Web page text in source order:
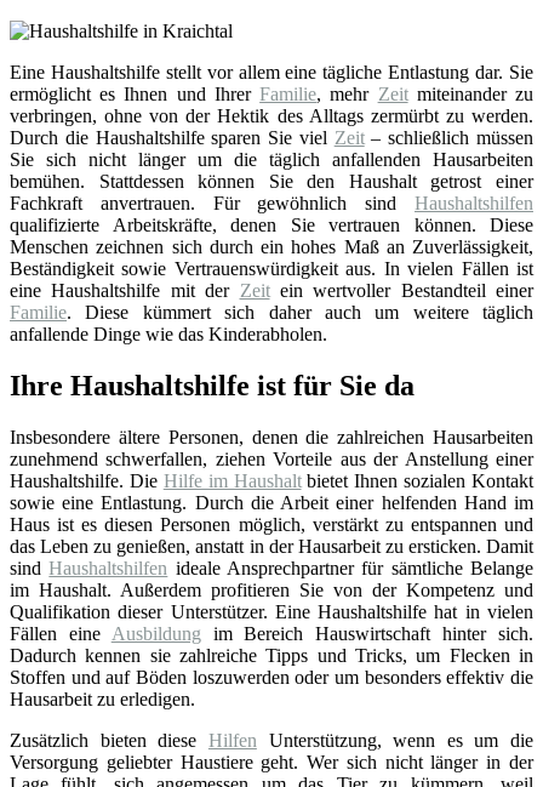
Eine Haushaltshilfe stellt vor allem eine tägliche Entlastung dar. Sie
ermöglicht es Ihnen und IhrerFamilie, mehr Zeitmiteinander zu
verbringen, ohne von der Hektik des Alltags zermürbt zu werden.
Durch die Haushaltshilfe sparen Sie viel Zeit– schließlich müssen
Sie sich nicht länger um die täglich anfallenden Hausarbeiten
bemühen. Stattdessen können Sie den Haushalt getrost einer
Fachkraft anvertrauen. Für gewöhnlich sind Haushaltshilfen
qualifizierte Arbeitskräfte, denen Sie vertrauen können. Diese
Menschen zeichnen sich durch ein hohes Maß an Zuverlässigkeit,
Beständigkeit sowie Vertrauenswürdigkeit aus. In vielen Fällen ist
eine Haushaltshilfe mit der Zeitein wertvoller Bestandteil einer
Familie. Diese kümmert sich daher auch um weitere täglich
anfallende Dinge wie das Kinderabholen.
Ihre Haushaltshilfe ist für Sie da
Insbesondere ältere Personen, denen die zahlreichen Hausarbeiten
zunehmend schwerfallen, ziehen Vorteile aus der Anstellung einer
Haushaltshilfe. Die Hilfe im Haushaltbietet Ihnen sozialen Kontakt
sowie eine Entlastung. Durch die Arbeit einer helfenden Hand im
Haus ist es diesen Personen möglich, verstärkt zu entspannen und
das Leben zu genießen, anstatt in der Hausarbeit zu ersticken. Damit
sindHaushaltshilfen ideale Ansprechpartner für sämtliche Belange
im Haushalt. Außerdem profitieren Sie von der Kompetenz und
Qualifikation dieser Unterstützer. Eine Haushaltshilfe hat in vielen
Fällen eine Ausbildung im Bereich Hauswirtschaft hinter sich.
Dadurch kennen sie zahlreiche Tipps und Tricks, um Flecken in
Stoffen und auf Böden loszuwerden oder um besonders effektiv die
Hausarbeit zu erledigen.
Zusätzlich bieten diese Hilfen Unterstützung, wenn es um die
Versorgung geliebter Haustiere geht. Wer sich nicht länger in der